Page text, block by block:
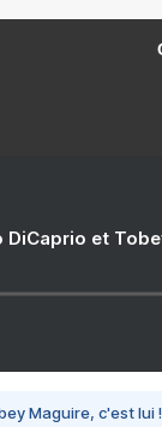
DiCaprio et
Maguire, c'est